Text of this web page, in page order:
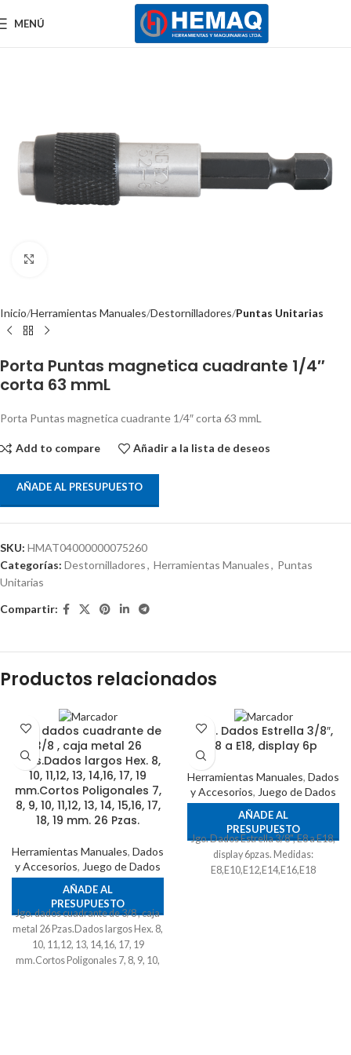
MENÚ
Inicio Herramientas Manuales Destornilladores Puntas Unitarias
Porta Puntas magnetica cuadrante 1/4″
corta 63 mmL
Porta Puntas magnetica cuadrante 1/4″ corta 63 mmL
Add to compare Añadir a la lista de deseos
AÑADE AL PRESUPUESTO
SKU: HMAT04000000075260
Categorías: Destornilladores, Herramientas Manuales, Puntas
Unitarias
Compartir:
Productos relacionados
Jgo. dados cuadrante de
3/8 , caja metal 26
Pzas.Dados largos Hex. 8,
10, 11,12, 13, 14,16, 17, 19
mm.Cortos Poligonales 7,
8, 9, 10, 11,12, 13, 14, 15,16, 17,
18, 19 mm. 26 Pzas.
Herramientas Manuales, Dados
y Accesorios, Juego de Dados
AÑADE AL
PRESUPUESTO
Jgo. dados cuadrante de 3/8 , caja
metal 26 Pzas.Dados largos Hex. 8,
10, 11,12, 13, 14,16, 17, 19
mm.Cortos Poligonales 7, 8, 9, 10,
Jgo. Dados Estrella 3/8″,
E8 a E18, display 6p
Herramientas Manuales, Dados
y Accesorios, Juego de Dados
AÑADE AL
PRESUPUESTO
Jgo. Dados Estrella 3/8", E8 a E18,
display 6pzas. Medidas:
E8,E10,E12,E14,E16,E18